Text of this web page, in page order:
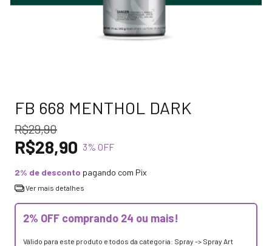
FB 668 MENTHOL DARK
R$29,90
R$28,90 3% OFF
2% de desconto pagando com Pix
Ver mais detalhes
2% OFF comprando 24 ou mais!
Válido para este produto e todos da categoria: Spray -> Spray Art